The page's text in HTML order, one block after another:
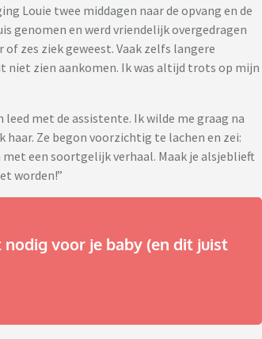
Louie twee middagen naar de opvang en de
genomen en werd vriendelijk overgedragen
zes ziek geweest. Vaak zelfs langere
niet zien aankomen. Ik was altijd trots op mijn
met de assistente. Ik wilde me graag na
Ze begon voorzichtig te lachen en zei:
een soortgelijk verhaal. Maak je alsjeblieft
worden!”
nodig voor je baby (en dit juist